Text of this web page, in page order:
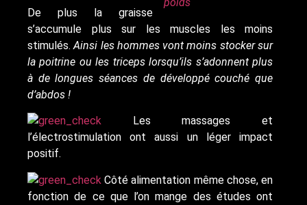
De plus la graisse
s’accumule plus sur les muscles les moins
stimulés.Ainsi les hommes vont moins stocker sur
la poitrine ou les triceps lorsqu’ils s’adonnent plus
à de longues séances de développé couché que
d’abdos !
Les massages et
l’électrostimulation ont aussi un léger impact
positif.
Côté alimentation même chose, en
fonction de ce que l’on mange des études ont